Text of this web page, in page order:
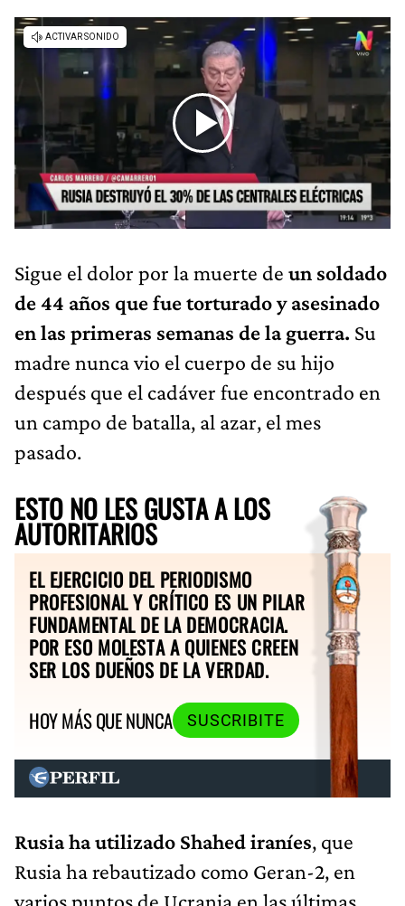
Sigue el dolor por la muerte de un soldado
de 44 años que fue torturado y asesinado
en las primeras semanas de la guerra. Su
madre nunca vio el cuerpo de su hijo
después que el cadáver fue encontrado en
un campo de batalla, al azar, el mes
pasado.
ESTO NO LES GUSTA A LOS
AUTORITARIOS
EL EJERCICIO DEL PERIODISMO
PROFESIONAL Y CRÍTICO ES UN PILAR
FUNDAMENTAL DE LA DEMOCRACIA.
POR ESO MOLESTA A QUIENES CREEN
SER LOS DUEÑOS DE LA VERDAD.
HOY MÁS QUE NUNCA
SUSCRIBITE
Rusia ha utilizado Shahed iraníes, que
Rusia ha rebautizado como Geran-2, en
varios puntos de Ucrania en las últimas